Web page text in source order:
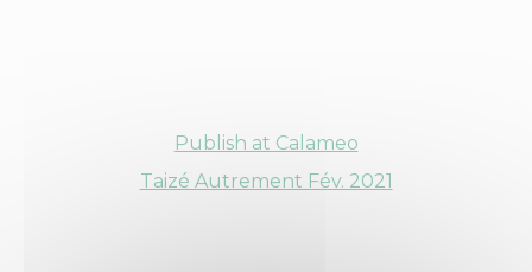
Publish at Calameo
Taizé Autrement Fév. 2021